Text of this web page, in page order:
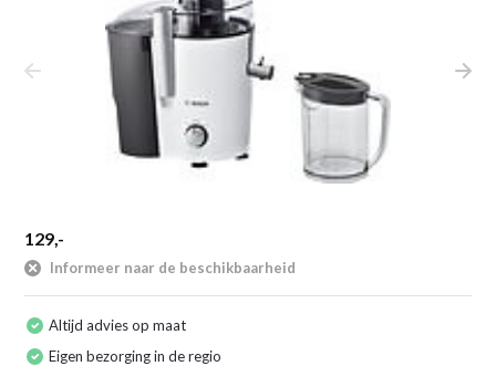
129,-
Informeer naar de beschikbaarheid
Altijd advies op maat
Eigen bezorging in de regio